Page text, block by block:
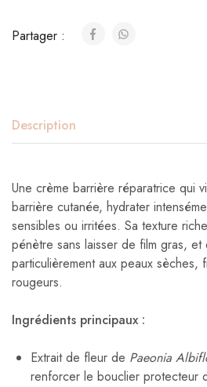
Partager :
Description
Une crème barrière réparatrice qui
barrière cutanée, hydrater
sensibles ou irritées. Sa texture
pénètre sans laisser de film gras, et
particulièrement aux peaux sèches,
rougeurs.
Ingrédients principaux :
Extrait de fleur de Paeonia
renforcer le bouclier protecteur